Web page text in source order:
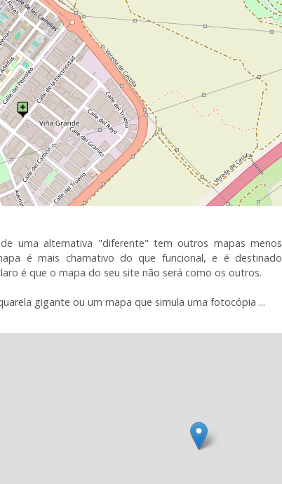
uma alternativa "diferente" tem outros mapas menos
é mais chamativo do que funcional, e é destinado
é que o mapa do seu site não será como os outros.
gigante ou um mapa que simula uma fotocópia ...